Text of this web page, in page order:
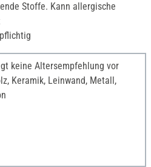
Stoffe. Kann allergische
keine Altersempfehlung vor
Keramik, Leinwand, Metall,